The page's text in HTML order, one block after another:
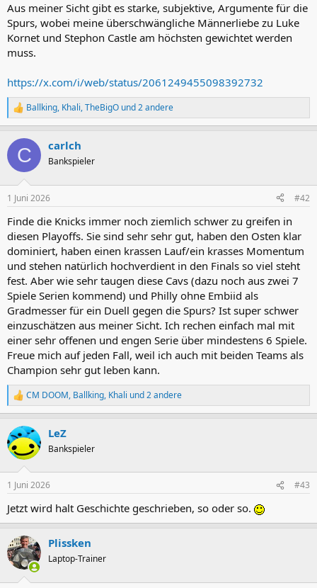
Aus meiner Sicht gibt es starke, subjektive, Argumente für die
Spurs, wobei meine überschwängliche Männerliebe zu Luke
Kornet und Stephon Castle am höchsten gewichtet werden
muss.
https://x.com/i/web/status/2061249455098392732
R
e
k
i
e
:
Ballking, Khali,TheBigO und 2 andere
C carlch
Bankspieler
1 Juni 2026 #42
Finde die Knicks immer noch ziemlich schwer zu greifen in
diesen Playoffs. Sie sind sehr sehr gut, haben den Osten klar
dominiert, haben einen krassen Lauf/ein krasses Momentum
und stehen natürlich hochverdient in den Finals so viel steht
fest. Aber wie sehr taugen diese Cavs (dazu noch aus zwei 7
Spiele Serien kommend) und Philly ohne Embiid als
Gradmesser für ein Duell gegen die Spurs? Ist super schwer
einzuschätzen aus meiner Sicht. Ich rechen einfach mal mit
einer sehr offenen und engen Serie über mindestens 6 Spiele.
Freue mich auf jeden Fall, weil ich auch mit beiden Teams als
Champion sehr gut leben kann.
R
e
k
t
i
e
:
CM DOOM, Ballking, Khali und 2 andere
LeZ
Bankspieler
1 Juni 2026 #43
Jetzt wird halt Geschichte geschrieben, so oder so.
Plissken
Laptop-Trainer